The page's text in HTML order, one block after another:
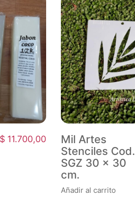
$ 11.700,00
Mil Artes
Stenciles Cod.
SGZ 30 x 30
cm.
Añadir al carrito